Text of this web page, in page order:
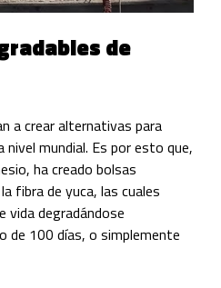
de
a crear alternativas para
nivel mundial. Es por esto que,
ha creado bolsas
fibra de yuca, las cuales
vida degradándose
de 100 días, o simplemente